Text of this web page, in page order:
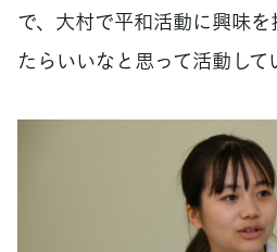
で、大村で平和活動に興味
たらいいなと思って活動して